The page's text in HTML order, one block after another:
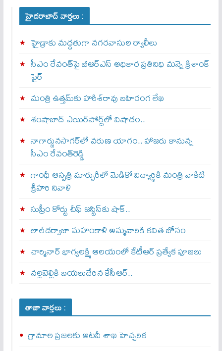
హైదరాబాద్ వార్తలు :
హైడ్రాకు మద్దతుగా నగరవాసుల ర్యాలీలు
సీఎం రేవంత్‌పై బీఆర్‌ఎస్‌ అధికార ప్రతినిధి మన్నె క్రిశాంక్
ఫైర్‌
మంత్రి ఉత్తమ్‌కు హరీశ్‌రావు బహిరంగ లేఖ
శంషాబాద్‌ ఎయిర్‌పోర్ట్‌లో విషాదం..
నాగార్జునసాగర్‌లో వరుణ యాగం.. హాజరు కానున్న
సీఎం రేవంత్‌రెడ్డి
గాంధీ ఆస్పత్రి మార్చురీలో మెడికో విద్యార్థికి మంత్రి వాకిటి
శ్రీహరి నివాళి
సుప్రీం కోర్టు చీఫ్ జస్టిస్⁭కు షాక్..
లాల్‌దర్వాజా మహంకాళి అమ్మవారికి కవిత బోనం
చార్మినార్‌ భాగ్యలక్ష్మి ఆలయంలో కేటీఆర్ ప్రత్యేక పూజలు
నల్లబెల్లికి బయలుదేరిన కేసీఆర్‌..
తాజా వార్తలు :
గ్రామాల ప్రజలకు అటవీ శాఖ హెచ్చరిక